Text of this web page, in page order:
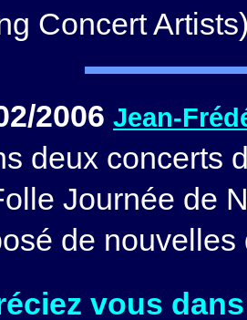
Concert
2006 Jean-
deux concerts
Journée de
de nouvelles
vous